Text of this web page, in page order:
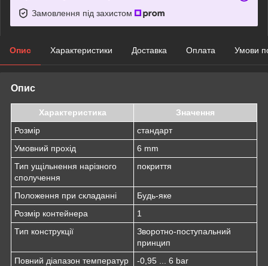
Замовлення під захистом
Опис Характеристики Доставка Оплата Умови
Опис
Характеристика
Значення
Розмір
стандарт
Умовний прохід
6 mm
Тип ущільнення нарізного
сполучення
покриття
Положення при складанні
Будь-яке
Розмір контейнера
1
Тип конструкції
Зворотно-поступальний
принцип
Повний діапазон температур
-0,95 ... 6 bar